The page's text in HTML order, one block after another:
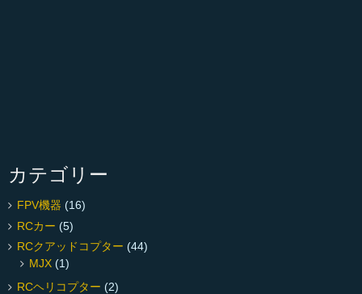
カテゴリー
FPV機器 (16)
RCカー (5)
RCクアッドコプター (44)
MJX (1)
RCヘリコプター (2)